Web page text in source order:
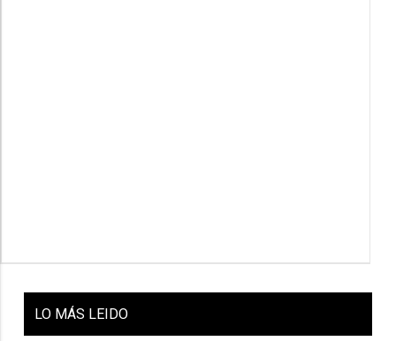
LO MÁS LEIDO